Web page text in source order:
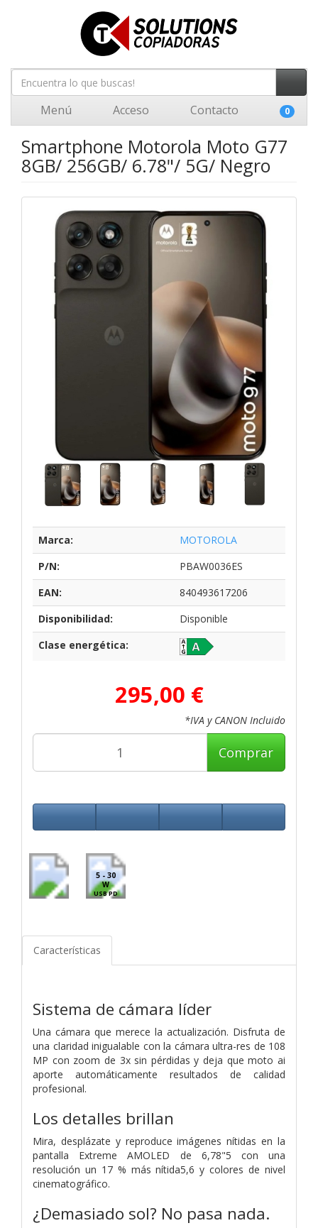
Menú Acceso Contacto 0
Smartphone Motorola Moto G77
8GB/ 256GB/ 6.78"/ 5G/ Negro
Marca:
MOTOROLA
P/N:
PBAW0036ES
EAN:
840493617206
Disponibilidad:
Disponible
Clase energética:
295,00 €
*IVA y CANON Incluido
Comprar
5 - 30
W
USB PD
Características
Sistema de cámara líder
Una cámara que merece la actualización. Disfruta de
una claridad inigualable con la cámara ultra-res de 108
MP con zoom de 3x sin pérdidas y deja que moto ai
aporte automáticamente resultados de calidad
profesional.
Los detalles brillan
Mira, desplázate y reproduce imágenes nítidas en la
pantalla Extreme AMOLED de 6,78"5 con una
resolución un 17 % más nítida5,6 y colores de nivel
cinematográfico.
¿Demasiado sol? No pasa nada.